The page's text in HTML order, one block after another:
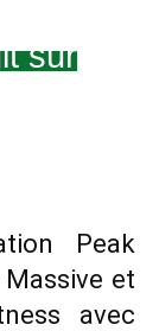
sur
Peak
et
avec